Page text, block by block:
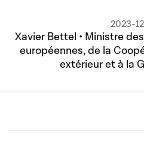
2023-
Xavier Bettel • Ministre
européennes, de la
extérieur et à la